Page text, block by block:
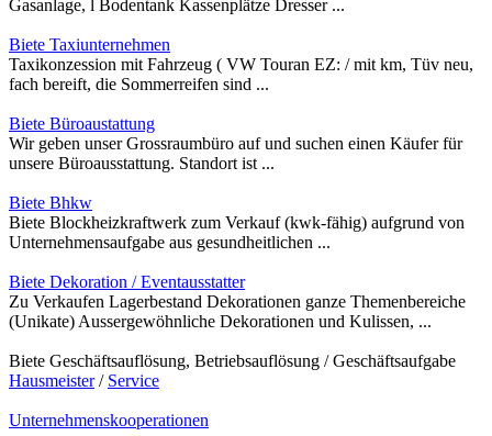
Gasanlage, l Bodentank Kassenplätze Dresser ...
Biete Taxiunternehmen
Taxikonzession mit Fahrzeug ( VW Touran EZ: / mit km, Tüv neu,
fach bereift, die Sommerreifen sind ...
Biete Büroaustattung
Wir geben unser Grossraumbüro auf und suchen einen Käufer für
unsere Büroausstattung. Standort ist ...
Biete Bhkw
Biete Blockheizkraftwerk zum Verkauf (kwk-fähig) aufgrund von
Unternehmensaufgabe aus gesundheitlichen ...
Biete Dekoration / Eventausstatter
Zu Verkaufen Lagerbestand Dekorationen ganze Themenbereiche
(Unikate) Aussergewöhnliche Dekorationen und Kulissen, ...
Biete Geschäftsauflösung, Betriebsauflösung / Geschäftsaufgabe
Hausmeister/ Service
Unternehmenskooperationen